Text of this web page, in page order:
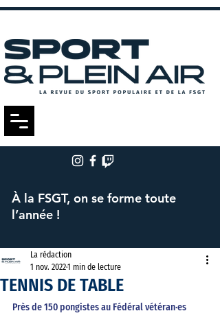
À la FSGT, on se forme toute
l’année !
TENNIS DE TABLE
La rédaction
1 nov. 20221 min de lecture
Près de 150 pongistes au Fédéral vétéran·es